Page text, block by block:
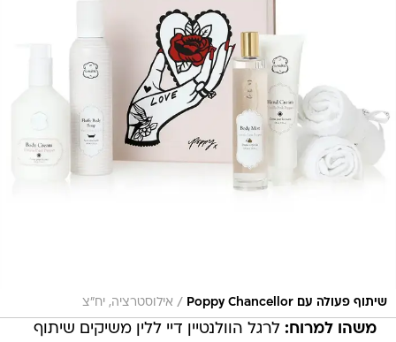
שיתוף פעולה עם Poppy Chancellor / אילוסטרציה, יח"צ
משהו למרוח: לרגל הוולנטיין דיי ללין משיקים שיתוף